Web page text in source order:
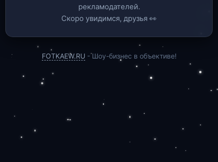
рекламодателей.
Скоро увидимся, друзья 👀
FOTKAEW.RU - Шоу-бизнес в объективе!